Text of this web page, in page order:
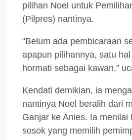
pilihan Noel untuk
(Pilpres) nantinya.
“Belum ada pembicaraan
apapun pilihannya, satu
hormati sebagai kawan,”
Kendati demikian, ia
nantinya Noel beralih dari
Ganjar ke Anies. Ia menilai
sosok yang memilih